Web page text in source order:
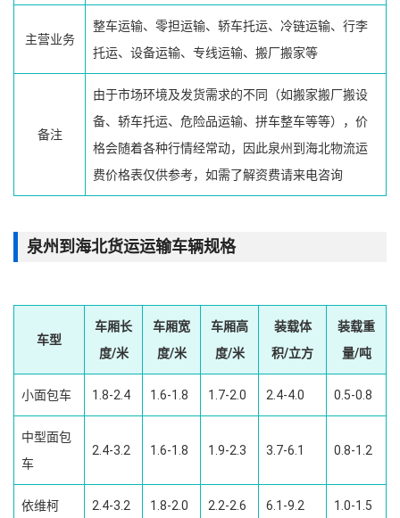
主营业务
整车运输、零担运输、轿车托运、冷链运输、行李
托运、设备运输、专线运输、搬厂搬家等
备注
由于市场环境及发货需求的不同（如搬家搬厂搬设
备、轿车托运、危险品运输、拼车整车等等），价
格会随着各种行情经常动，因此泉州到海北物流运
费价格表仅供参考，如需了解资费请来电咨询
泉州到海北货运运输车辆规格
车型
车厢长
度/米
车厢宽
度/米
车厢高
度/米
装载体
积/立方
装载重
量/吨
小面包车 1.8-2.4 1.6-1.8 1.7-2.0 2.4-4.0 0.5-0.8
中型面包
车
2.4-3.2 1.6-1.8 1.9-2.3 3.7-6.1 0.8-1.2
依维柯 2.4-3.2 1.8-2.0 2.2-2.6 6.1-9.2 1.0-1.5